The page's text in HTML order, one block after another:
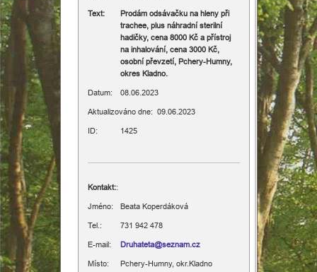
Informace
Text:
Prodám odsávačku na hleny při
trachee, plus náhradní sterilní
hadičky, cena 8000 Kč a přístroj
na inhalování, cena 3000 Kč,
osobní převzetí, Pchery-Humny,
okres Kladno.
Datum:
08.06.2023
Aktualizováno dne: 09.06.2023
ID:
1425
Kontakt::
Jméno:
Beata Koperdáková
Tel.:
731 942 478
E-mail:
Druhateta@seznam.cz
Místo:
Pchery-Humny, okr.Kladno